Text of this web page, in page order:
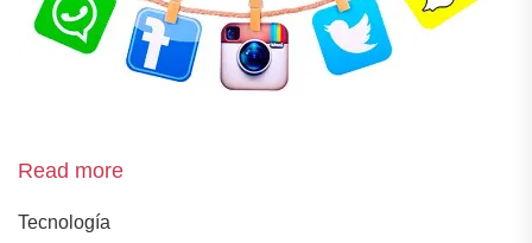
Read more
Tecnología